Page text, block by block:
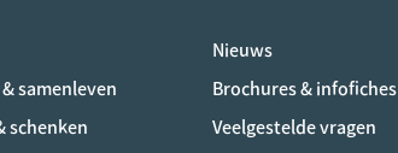
sociaux
samenleven
schenken
Nieuws
Brochures & infofiches
Veelgestelde vragen